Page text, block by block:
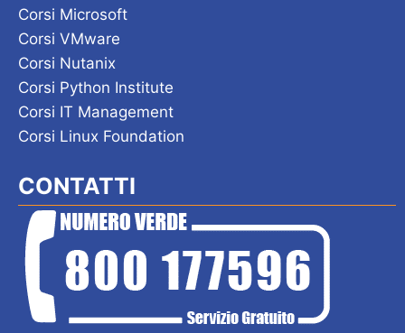
Corsi Microsoft
Corsi VMware
Corsi Nutanix
Corsi Python Institute
Corsi IT Management
Corsi Linux Foundation
CONTATTI